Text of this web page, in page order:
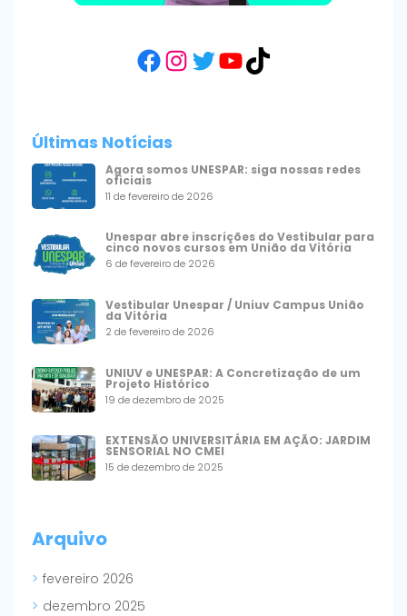
Facebook
Instagram
Twitter
YouTube
TikTok
Últimas Notícias
Agora somos UNESPAR: siga nossas redes
oficiais
11 de fevereiro de 2026
Unespar abre inscrições do Vestibular para
cinco novos cursos em União da Vitória
6 de fevereiro de 2026
Vestibular Unespar / Uniuv Campus União
da Vitória
2 de fevereiro de 2026
UNIUV e UNESPAR: A Concretização de um
Projeto Histórico
19 de dezembro de 2025
EXTENSÃO UNIVERSITÁRIA EM AÇÃO: JARDIM
SENSORIAL NO CMEI
15 de dezembro de 2025
Arquivo
fevereiro 2026
dezembro 2025